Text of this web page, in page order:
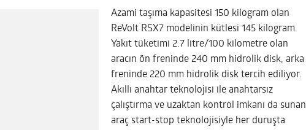
Azami taşıma kapasitesi 150 kilogram olan
ReVolt RSX7 modelinin kütlesi 145 kilogram.
Yakıt tüketimi 2.7 litre/100 kilometre olan
aracın ön freninde 240 mm hidrolik disk, arka
freninde 220 mm hidrolik disk tercih ediliyor.
Akıllı anahtar teknolojisi ile anahtarsız
çalıştırma ve uzaktan kontrol imkanı da sunan
araç start-stop teknolojisiyle her duruşta